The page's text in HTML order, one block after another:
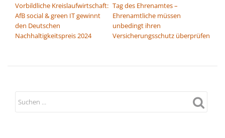
Vorbildliche Kreislaufwirtschaft:
AfB social & green IT gewinnt
den Deutschen
Nachhaltigkeitspreis 2024
Tag des Ehrenamtes –
Ehrenamtliche müssen
unbedingt ihren
Versicherungsschutz überprüfen